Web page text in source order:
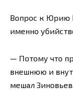
Вопрос к Юрию
именно
— Потому что
внешнюю и
мешал